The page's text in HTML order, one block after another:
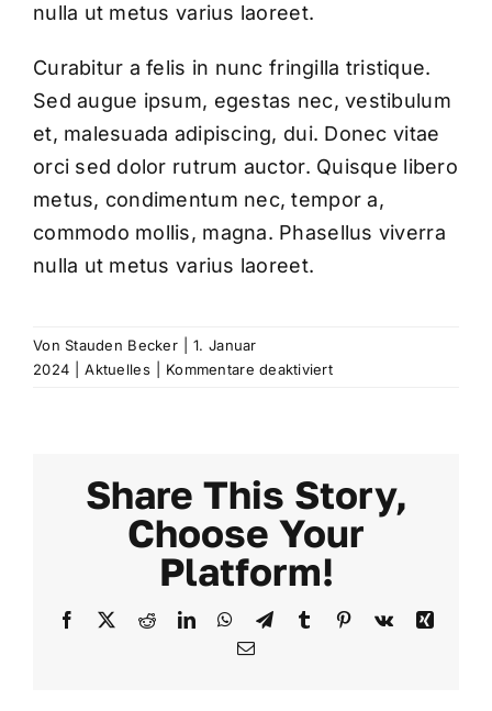
nulla ut metus varius laoreet.
Curabitur a felis in nunc fringilla tristique.
Sed augue ipsum, egestas nec, vestibulum
et, malesuada adipiscing, dui. Donec vitae
orci sed dolor rutrum auctor. Quisque libero
metus, condimentum nec, tempor a,
commodo mollis, magna. Phasellus viverra
nulla ut metus varius laoreet.
VonStauden Becker
1. Januar
2024
Aktuelles Kommentare deaktiviertfür
Share This Story,
Choose Your
Platform!
Facebook RedditLinkedInWhatsApp
TelegramTumblr Pinterest
Vk
Xing
E-